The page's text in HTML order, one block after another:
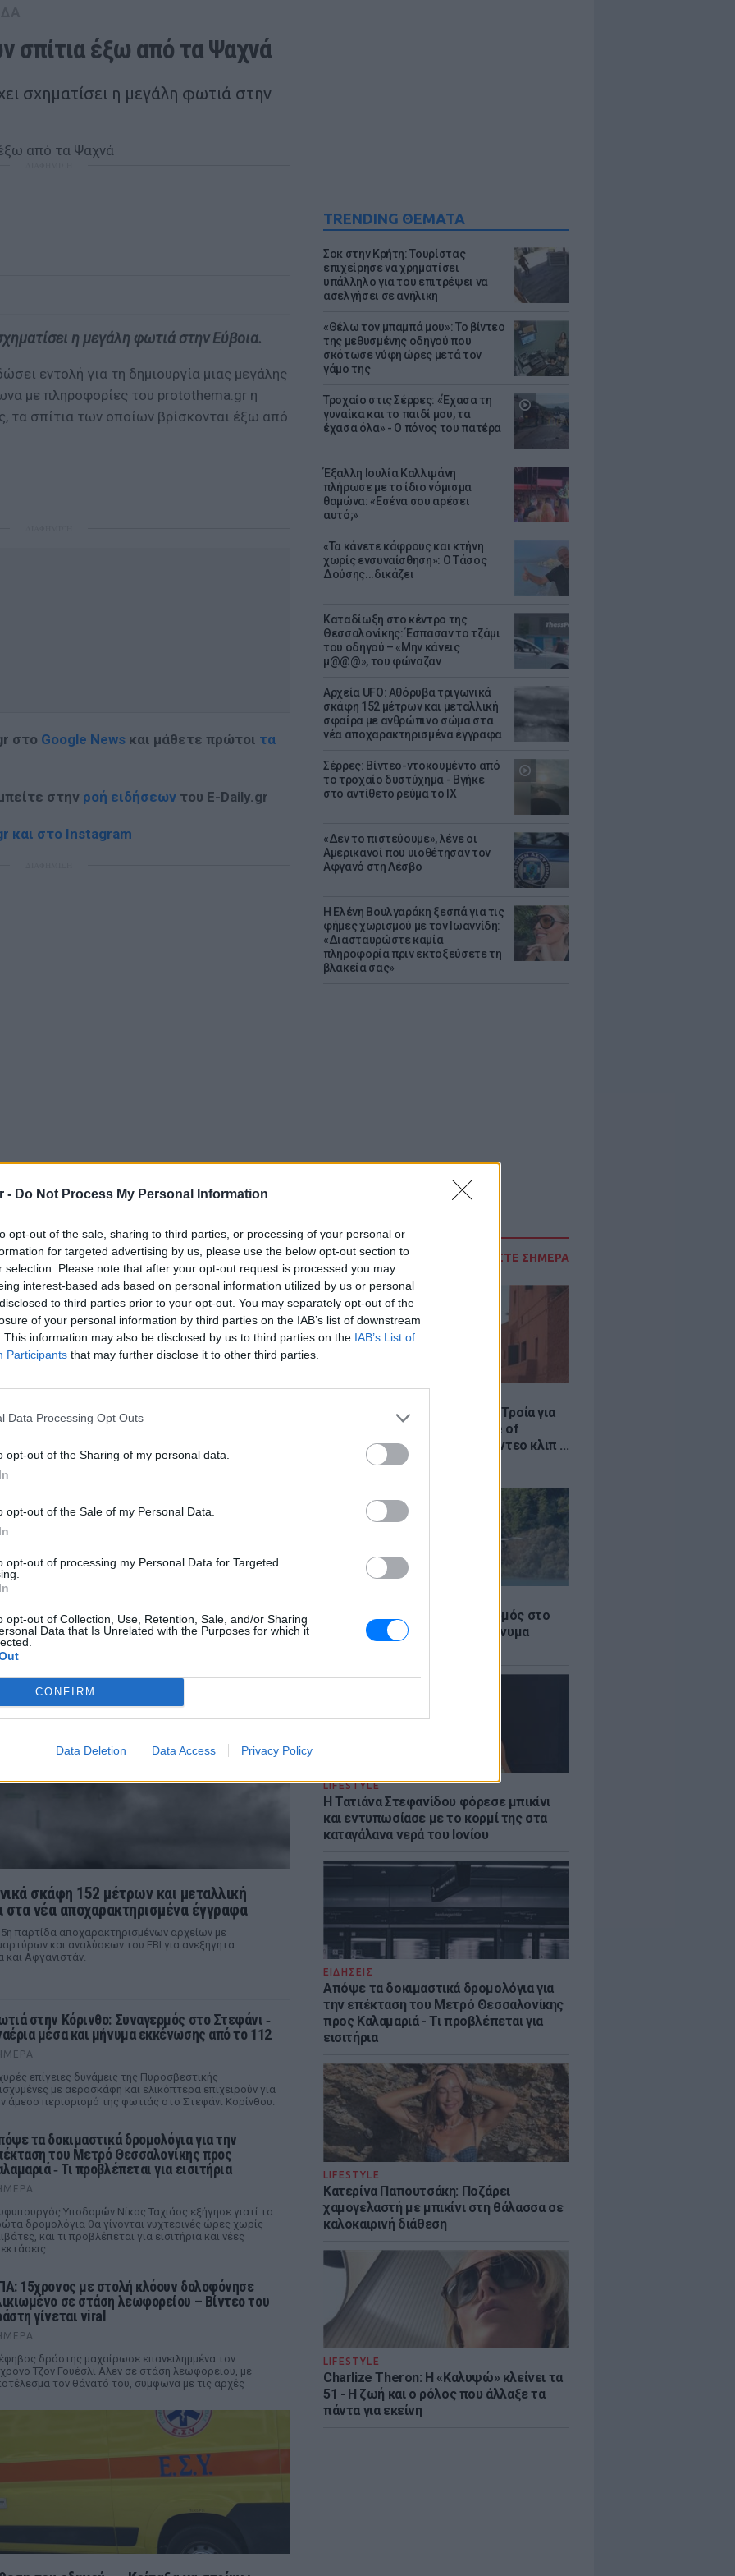
- Do Not Process My Personal Information
opt-out of the sale, sharing to third parties, or processing of your personal or
for targeted advertising by us, please use the below opt-out section to
selection. Please note that after your opt-out request is processed you may
interest-based ads based on personal information utilized by us or personal
to third parties prior to your opt-out. You may separately opt-out of the
of your personal information by third parties on the IAB’s list of downstream
This information may also be disclosed by us to third parties on the IAB’s List of
Participants that may further disclose it to other third parties.
Data Processing Opt Outs
opt-out of the Sharing of my personal data.
opt-out of the Sale of my Personal Data.
opt-out of processing my Personal Data for Targeted
opt-out of Collection, Use, Retention, Sale, and/or Sharing
Data that Is Unrelated with the Purposes for which it
CONFIRM
Data Deletion Data Access Privacy Policy
TRENDING ΘΕΜΑΤΑ
Σοκ στην Κρήτη: Τουρίστας
επιχείρησε να χρηματίσει
υπάλληλο για του επιτρέψει να
ασελγήσει σε ανήλικη
«Θέλω τον μπαμπά μου»: Το βίντεο
της μεθυσμένης οδηγού που
σκότωσε νύφη ώρες μετά τον
γάμο της
Τροχαίο στις Σέρρες: «Έχασα τη
γυναίκα και το παιδί μου, τα
έχασα όλα» - Ο πόνος του πατέρα
Έξαλλη Ιουλία Καλλιμάνη
πλήρωσε με το ίδιο νόμισμα
θαμώνα: «Εσένα σου αρέσει
αυτό;»
«Τα κάνετε κάφρους και κτήνη
χωρίς ενσυναίσθηση»: Ο Τάσος
Δούσης...δικάζει
Καταδίωξη στο κέντρο της
Θεσσαλονίκης: Έσπασαν το τζάμι
του οδηγού – «Μην κάνεις
μ@@@», του φώναζαν
Αρχεία UFO: Αθόρυβα τριγωνικά
σκάφη 152 μέτρων και μεταλλική
σφαίρα με ανθρώπινο σώμα στα
νέα αποχαρακτηρισμένα έγγραφα
Σέρρες: Βίντεο-ντοκουμέντο από
το τροχαίο δυστύχημα - Βγήκε
στο αντίθετο ρεύμα το ΙΧ
«Δεν το πιστεύουμε», λένε οι
Αμερικανοί που υιοθέτησαν τον
Αφγανό στη Λέσβο
Η Ελένη Βουλγαράκη ξεσπά για τις
φήμες χωρισμού με τον Ιωαννίδη:
«Διασταυρώστε καμία
πληροφορία πριν εκτοξεύσετε τη
βλακεία σας»
ΔΙΑΒΑΣΤΕ ΣΗΜΕΡΑ
Το μαροκινό χωριό που έγινε Τροία για
τον Nolan, Yunkai για το Game of
Thrones και σκηνικό για το βίντεο κλιπ ...
της Βανδή
Φωτιά στην Κόρινθο: Συναγερμός στο
Στεφάνι - Εναέρια μέσα και μήνυμα
LIFESTYLE
Η Τατιάνα Στεφανίδου φόρεσε μπικίνι
και εντυπωσίασε με το κορμί της στα
καταγάλανα νερά του Ιονίου
ΕΙΔΗΣΕΙΣ
Απόψε τα δοκιμαστικά δρομολόγια για
την επέκταση του Μετρό Θεσσαλονίκης
προς Καλαμαριά - Τι προβλέπεται για
εισιτήρια
LIFESTYLE
Κατερίνα Παπουτσάκη: Ποζάρει
χαμογελαστή με μπικίνι στη θάλασσα σε
καλοκαιρινή διάθεση
LIFESTYLE
Charlize Theron: Η «Καλυψώ» κλείνει τα
51 - H ζωή και ο ρόλος που άλλαξε τα
πάντα για εκείνη
σπίτια έξω από τα Ψαχνά
σχηματίσει η μεγάλη φωτιά στην
η μεγάλη φωτιά στην Εύβοια.
εντολή για τη δημιουργία μιας μεγάλης
με πληροφορίες του protothema.gr η
τα σπίτια των οποίων βρίσκονται έξω από
στο Google News και μάθετε πρώτοι τα
στην ροή ειδήσεων του E-Daily.gr
και στο Instagram
τον μπαμπά μου»: Το βίντεο της
οδηγού που σκότωσε νύφη ώρες
Lee Komoroski, με αλκοόλ τριπλάσιο του νόμιμου
τη συμπεριφορά της λίγο μετά τη μοιραία
στις Σέρρες: «Έχασα τη γυναίκα και το
μου, τα έχασα όλα» ‑ Ο πόνος του πατέρα
43 ετών και ο 21χρονος γιος της σκοτώθηκαν σε
σύγκρουση με φορτηγό στην επαρχιακή οδό
– Δράμας, κοντά στην Παλαιοκώμη.
στο κέντρο της Θεσσαλονίκης:
το τζάμι του οδηγού – «Μην κάνεις
του φώναζαν
των υψηλών ταχυτήτων το λευκό όχημα έχασε
έλεγχο και καρφώθηκε πάνω σε κολονάκια.
σκάφη 152 μέτρων και μεταλλική
νέα αποχαρακτηρισμένα έγγραφα
παρτίδα αποχαρακτηρισμένων αρχείων με
και αναλύσεων του FBI για ανεξήγητα
και Αφγανιστάν.
στην Κόρινθο: Συναγερμός στο Στεφάνι ‑
μέσα και μήνυμα εκκένωσης από το 112
επίγειες δυνάμεις της Πυροσβεστικής
με αεροσκάφη και ελικόπτερα επιχειρούν για
άμεσο περιορισμό της φωτιάς στο Στεφάνι Κορίνθου.
τα δοκιμαστικά δρομολόγια για την
του Μετρό Θεσσαλονίκης προς
‑ Τι προβλέπεται για εισιτήρια
Υποδομών Νίκος Ταχιάος εξήγησε γιατί τα
δρομολόγια θα γίνονται νυχτερινές ώρες χωρίς
και τι προβλέπεται για εισιτήρια και νέες
15χρονος με στολή κλόουν δολοφόνησε
σε στάση λεωφορείου – Βίντεο του
γίνεται viral
δράστης μαχαίρωσε επανειλημμένα τον
Τζον Γουέσλι Αλεν σε στάση λεωφορείου, με
τον θάνατό του, σύμφωνα με τις αρχές